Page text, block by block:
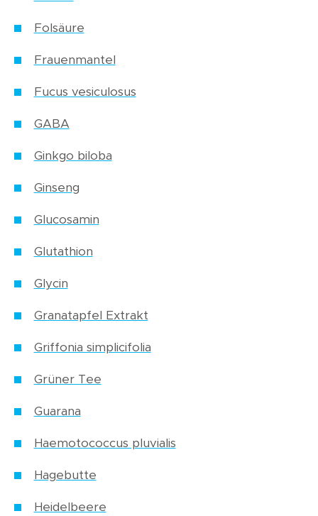
Folsäure
Frauenmantel
Fucus vesiculosus
GABA
Ginkgo biloba
Ginseng
Glucosamin
Glutathion
Glycin
Granatapfel Extrakt
Griffonia simplicifolia
Grüner Tee
Guarana
Haemotococcus pluvialis
Hagebutte
Heidelbeere